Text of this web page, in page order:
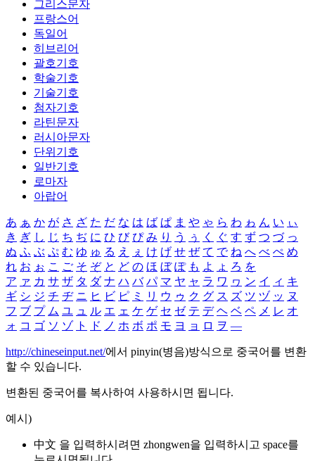
그리스문자
프랑스어
독일어
히브리어
괄호기호
학술기호
기술기호
첨자기호
라틴문자
러시아문자
단위기호
일반기호
로마자
아랍어
あ ぁ か が さ ざ た だ な は ば ぱ ま や ゃ ら わ ゎ ん い ぃ
き ぎ し じ ち ぢ に ひ び ぴ み り う ぅ く ぐ す ず つ づ っ
ぬ ふ ぶ ぷ む ゆ ゅ る え ぇ け げ せ ぜ て で ね へ べ ぺ め
れ お ぉ こ ご そ ぞ と ど の ほ ぼ ぽ も よ ょ ろ を
ア ァ カ サ ザ タ ダ ナ ハ バ パ マ ヤ ャ ラ ワ ヮ ン イ ィ キ
ギ シ ジ チ ヂ ニ ヒ ビ ピ ミ リ ウ ゥ ク グ ス ズ ツ ヅ ッ ヌ
フ ブ プ ム ユ ュ ル エ ェ ケ ゲ セ ゼ テ デ ヘ ベ ペ メ レ オ
ォ コ ゴ ソ ゾ ト ド ノ ホ ボ ポ モ ヨ ョ ロ ヲ ―
http://chineseinput.net/에서 pinyin(병음)방식으로 중국어를 변환
할 수 있습니다.
변환된 중국어를 복사하여 사용하시면 됩니다.
예시)
中文 을 입력하시려면 zhongwen을 입력하시고 space를